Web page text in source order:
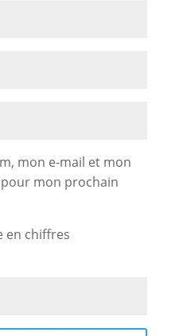
mon e-mail et mon
mon prochain
en chiffres